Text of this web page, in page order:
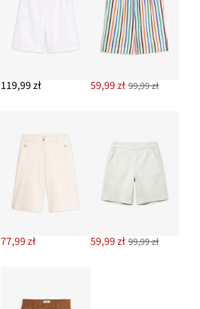
119,99 zł 59,99 zł 99,99 zł
77,99 zł 59,99 zł 99,99 zł